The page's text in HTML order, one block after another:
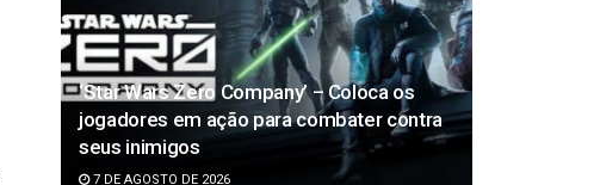
‘Star Wars Zero Company’ – Coloca os
jogadores em ação para combater contra
seus inimigos
7 DE AGOSTO DE 2026